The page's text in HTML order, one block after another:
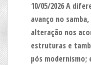
10/05/2026 A
avanço no
alteração nos
estruturas e
pós modernismo;